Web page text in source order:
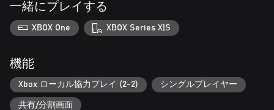
一緒にプレイする
XBOX One XBOX Series X|S
機能
Xbox ローカル協力プレイ (2-2) シングルプレイヤー
共有/分割画面